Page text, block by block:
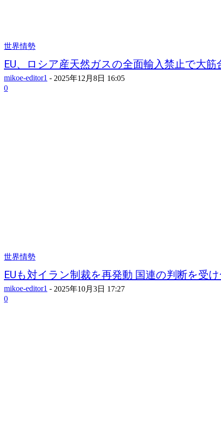
世界情勢
EU、ロシア産天然ガスの全面輸入禁止で大
mikoe-editor1 - 2025年12月8日 16:05
0
世界情勢
EUも対イラン制裁を再発動 国連の判断を受
mikoe-editor1 - 2025年10月3日 17:27
0